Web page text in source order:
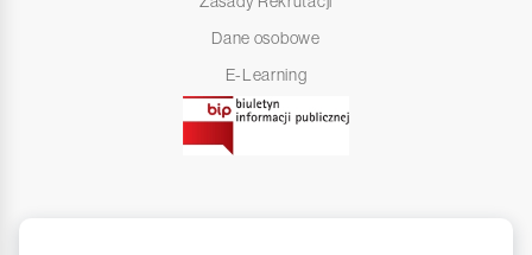
Dane osobowe
E-Learning